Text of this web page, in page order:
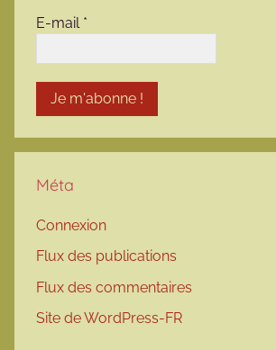
E-mail *
Méta
Connexion
Flux des publications
Flux des commentaires
Site de WordPress-FR